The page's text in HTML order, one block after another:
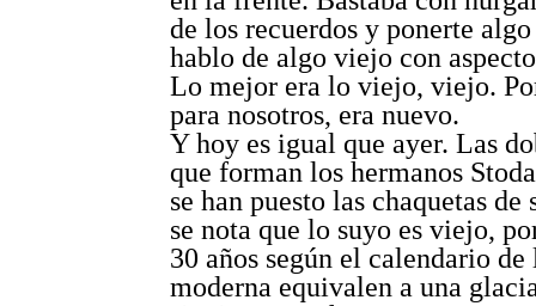
de los recuerdos y ponerte
hablo de algo viejo con
Lo mejor era lo viejo, viejo.
para nosotros, era nuevo.
Y hoy es igual que ayer. Las
que forman los hermanos
se han puesto las chaquetas de
se nota que lo suyo es viejo,
30 años según el calendario de
moderna equivalen a una